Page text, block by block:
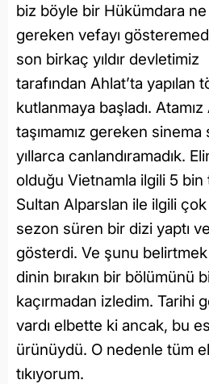
biz böyle bir Hükümdara ne
gereken vefayı
son birkaç yıldır devletimiz
tarafından Ahlat’ta yapılan
kutlanmaya başladı. Atamız
taşımamız gereken
yıllarca canlandıramadık.
olduğu Vietnamla ilgili 5
Sultan Alparslan ile ilgili
sezon süren bir dizi yaptı
gösterdi. Ve şunu
dinin bırakın bir bölümünü
kaçırmadan izledim. Tarihi
vardı elbette ki ancak, bu
ürünüydü. O nedenle tüm
tıkıyorum.